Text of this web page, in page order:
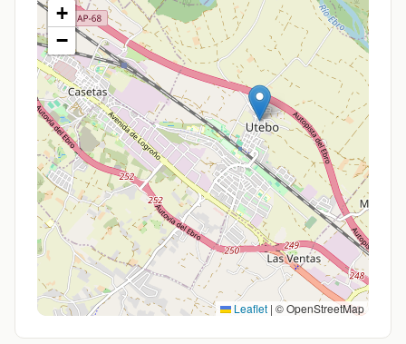
+
−
Leaflet | © OpenStreetMap